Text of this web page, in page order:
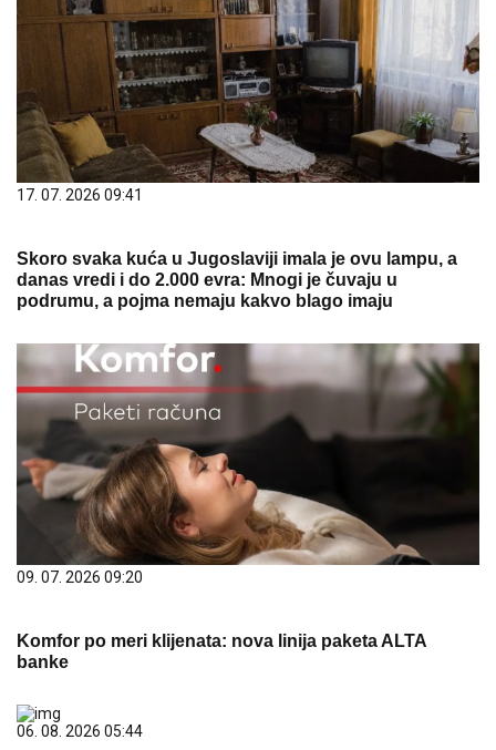
17. 07. 2026 09:41
Skoro svaka kuća u Jugoslaviji imala je ovu lampu, a
danas vredi i do 2.000 evra: Mnogi je čuvaju u
podrumu, a pojma nemaju kakvo blago imaju
09. 07. 2026 09:20
Komfor po meri klijenata: nova linija paketa ALTA
banke
06. 08. 2026 05:44